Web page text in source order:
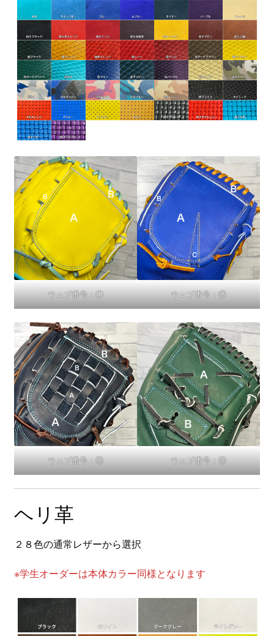
ウェブ番号：① ウェブ番号：②
ウェブ番号：③ ウェブ番号：④
ヘリ革
２８色の通常レザーから選択
※学生オーダーは本体カラー同様となります